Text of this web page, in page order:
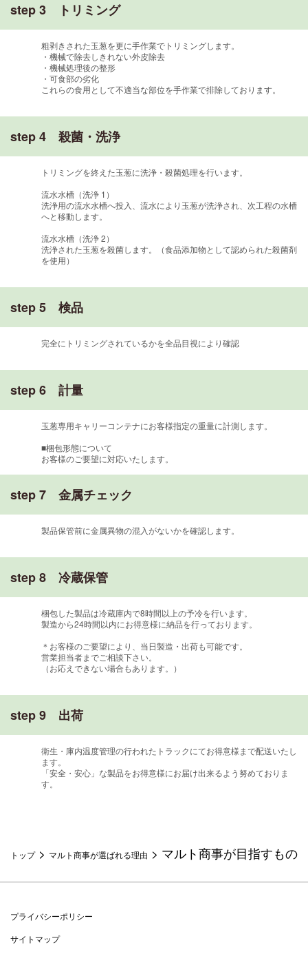
step 3 トリミング
粗剥きされた玉葱を更に手作業でトリミングします。
・機械で除去しきれない外皮除去
・機械処理後の整形
・可食部の劣化
これらの食用として不適当な部位を手作業で排除しております。
step 4 殺菌・洗浄
トリミングを終えた玉葱に洗浄・殺菌処理を行います。
流水水槽（洗浄 1）
洗浄用の流水水槽へ投入、流水により玉葱が洗浄され、次工程の水槽
へと移動します。
流水水槽（洗浄 2）
洗浄された玉葱を殺菌します。（食品添加物として認められた殺菌剤
を使用）
step 5 検品
完全にトリミングされているかを全品目視により確認
step 6 計量
玉葱専用キャリーコンテナにお客様指定の重量に計測します。
■梱包形態について
お客様のご要望に対応いたします。
step 7 金属チェック
製品保管前に金属異物の混入がないかを確認します。
step 8 冷蔵保管
梱包した製品は冷蔵庫内で8時間以上の予冷を行います。
製造から24時間以内にお得意様に納品を行っております。
＊お客様のご要望により、当日製造・出荷も可能です。
営業担当者までご相談下さい。
（お応えできない場合もあります。）
step 9 出荷
衛生・庫内温度管理の行われたトラックにてお得意様まで配送いたし
ます。
「安全・安心」な製品をお得意様にお届け出来るよう努めておりま
す。
トップ> マルト商事が選ばれる理由 > マルト商事が目指すもの
プライバシーポリシー
サイトマップ